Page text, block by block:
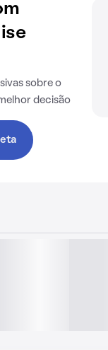
sobre o
decisão